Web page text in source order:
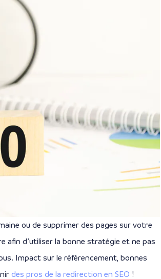
ou de supprimer des pages sur votre
afin d’utiliser la bonne stratégie et ne pas
Impact sur le référencement, bonnes
des pros de la redirection en SEO !